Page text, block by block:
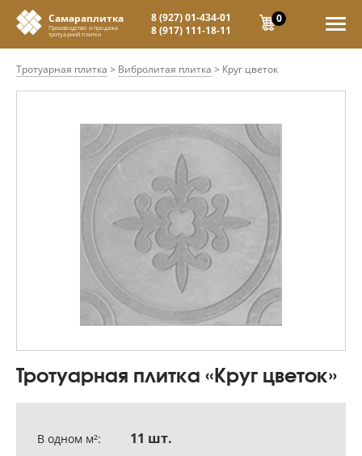
Самараплитка
Производство и продажа
тротуарной плитки
8 (927) 01-434-01
8 (917) 111-18-11
0
Тротуарная плитка > Вибролитая плитка > Круг цветок
Тротуарная плитка «Круг цветок»
В одном м²: 11 шт.